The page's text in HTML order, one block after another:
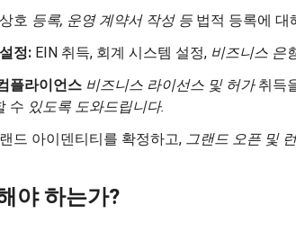
상호 등록, 운영 계약서 작성 등 법적 등록에 대
정: EIN 취득, 회계 시스템 설정, 비즈니스 은
플라이언스 비즈니스 라이선스 및 허가취득
수 있도록 도와드립니다.
드 아이덴티티를 확정하고, 그랜드 오픈 및
야 하는가?